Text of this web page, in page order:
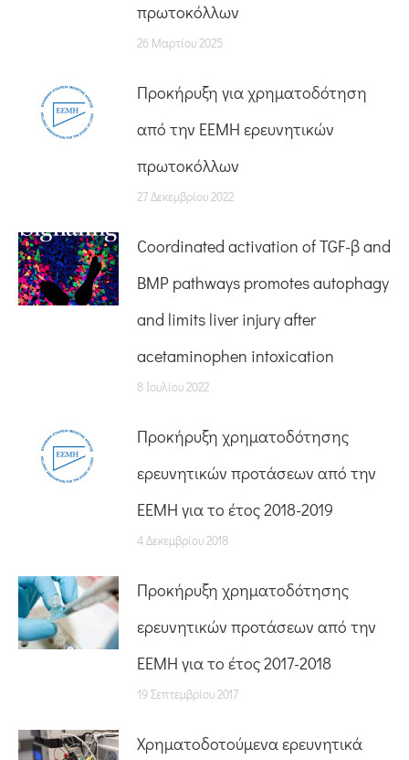
πρωτοκόλλων
26 Μαρτίου 2025
Προκήρυξη για χρηματοδότηση
από την ΕΕΜΗ ερευνητικών
πρωτοκόλλων
27 Δεκεμβρίου 2022
Coordinated activation of TGF-β and
BMP pathways promotes autophagy
and limits liver injury after
acetaminophen intoxication
8 Ιουλίου 2022
Προκήρυξη χρηματοδότησης
ερευνητικών προτάσεων από την
ΕΕΜΗ για το έτος 2018-2019
4 Δεκεμβρίου 2018
Προκήρυξη χρηματοδότησης
ερευνητικών προτάσεων από την
ΕΕΜΗ για το έτος 2017-2018
19 Σεπτεμβρίου 2017
Χρηματοδοτούμενα ερευνητικά